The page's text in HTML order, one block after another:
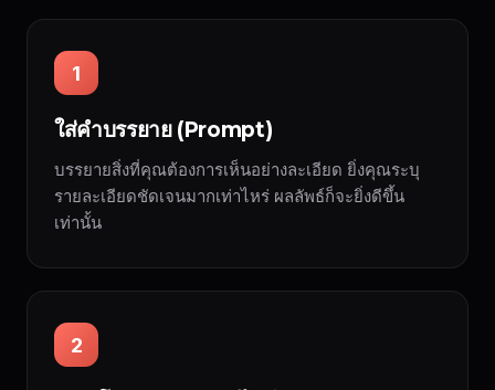
1
ใส่คำบรรยาย (Prompt)
บรรยายสิ่งที่คุณต้องการเห็นอย่างละเอียด ยิ่งคุณระบุ
รายละเอียดชัดเจนมากเท่าไหร่ ผลลัพธ์ก็จะยิ่งดีขึ้น
เท่านั้น
2